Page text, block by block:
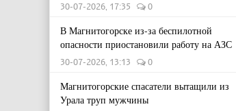
30-07-2026, 17:35 0
В Магнитогорске из-за беспилотной
опасности приостановили работу на АЗС
30-07-2026, 13:13 0
Магнитогорские спасатели вытащили из
Урала труп мужчины